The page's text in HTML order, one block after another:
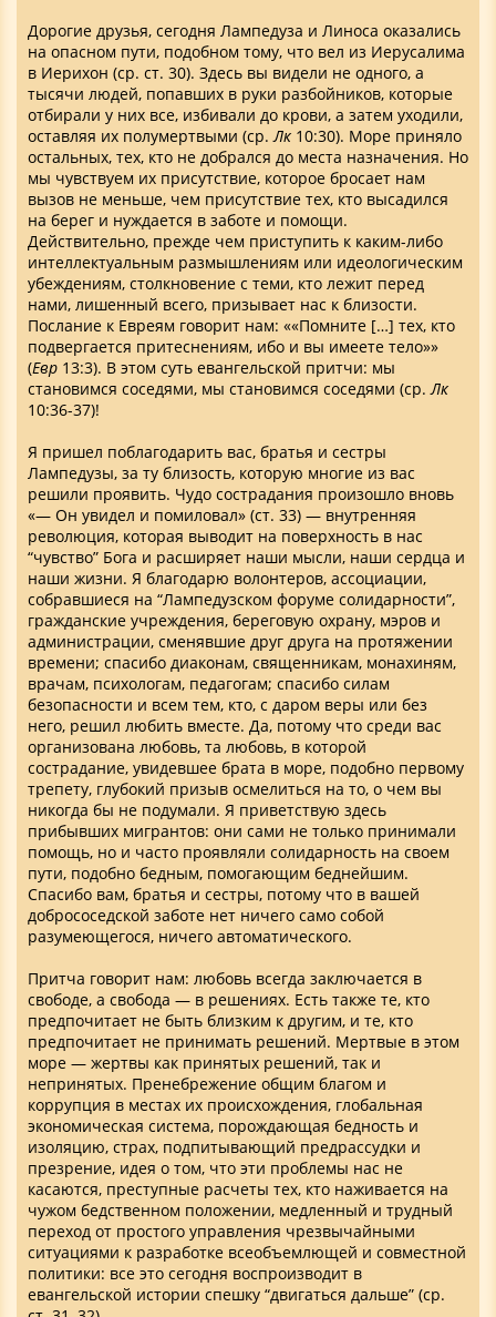
Дорогие друзья, сегодня Лампедуза и Линоса оказались
на опасном пути, подобном тому, что вел из Иерусалима
в Иерихон (ср. ст. 30). Здесь вы видели не одного, а
тысячи людей, попавших в руки разбойников, которые
отбирали у них все, избивали до крови, а затем уходили,
оставляя их полумертвыми (ср.Лк 10:30). Море приняло
остальных, тех, кто не добрался до места назначения. Но
мы чувствуем их присутствие, которое бросает нам
вызов не меньше, чем присутствие тех, кто высадился
на берег и нуждается в заботе и помощи.
Действительно, прежде чем приступить к каким-либо
интеллектуальным размышлениям или идеологическим
убеждениям, столкновение с теми, кто лежит перед
нами, лишенный всего, призывает нас к близости.
Послание к Евреям говорит нам: ««Помните […] тех, кто
подвергается притеснениям, ибо и вы имеете тело»»
(Евр 13:3). В этом суть евангельской притчи: мы
становимся соседями, мы становимся соседями (ср.Лк
10:36-37)!
Я пришел поблагодарить вас, братья и сестры
Лампедузы, за ту близость, которую многие из вас
решили проявить. Чудо сострадания произошло вновь
«— Он увидел и помиловал» (ст. 33) — внутренняя
революция, которая выводит на поверхность в нас
“чувство” Бога и расширяет наши мысли, наши сердца и
наши жизни. Я благодарю волонтеров, ассоциации,
собравшиеся на “Лампедузском форуме солидарности”,
гражданские учреждения, береговую охрану, мэров и
администрации, сменявшие друг друга на протяжении
времени; спасибо диаконам, священникам, монахиням,
врачам, психологам, педагогам; спасибо силам
безопасности и всем тем, кто, с даром веры или без
него, решил любить вместе. Да, потому что среди вас
организована любовь, та любовь, в которой
сострадание, увидевшее брата в море, подобно первому
трепету, глубокий призыв осмелиться на то, о чем вы
никогда бы не подумали. Я приветствую здесь
прибывших мигрантов: они сами не только принимали
помощь, но и часто проявляли солидарность на своем
пути, подобно бедным, помогающим беднейшим.
Спасибо вам, братья и сестры, потому что в вашей
добрососедской заботе нет ничего само собой
разумеющегося, ничего автоматического.
Притча говорит нам: любовь всегда заключается в
свободе, а свобода — в решениях. Есть также те, кто
предпочитает не быть близким к другим, и те, кто
предпочитает не принимать решений. Мертвые в этом
море — жертвы как принятых решений, так и
непринятых. Пренебрежение общим благом и
коррупция в местах их происхождения, глобальная
экономическая система, порождающая бедность и
изоляцию, страх, подпитывающий предрассудки и
презрение, идея о том, что эти проблемы нас не
касаются, преступные расчеты тех, кто наживается на
чужом бедственном положении, медленный и трудный
переход от простого управления чрезвычайными
ситуациями к разработке всеобъемлющей и совместной
политики: все это сегодня воспроизводит в
евангельской истории спешку “двигаться дальше” (ср.